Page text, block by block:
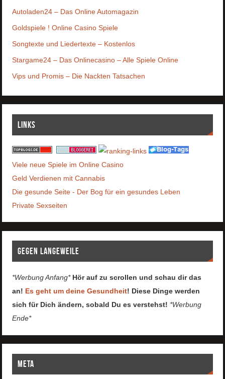
Autoladen24 – Das Online Automagazin
Goldspiele ! Online Casino Spiele
Songtexte und Liedertexte – Kostenlos
Stargame24 – Das Onlinecasino – Alle Spiele Online
Vips und Promis – Die Nackten Tatsachen
Links
Viele neue Spiele im Online Casino
Geld Verdienen mit Cannabis
Die gesunde Seite - Der Bog für ein gesundes Leben
Private Sexseiten
Gegen Langeweile
*Werbung Anfang* Hör auf zu scrollen und schau dir das
an! Es geht um deine Gesundheit! Diese Dinge werden
sich für Dich ändern, sobald Du es verstehst! *Werbung
Ende*
Meta